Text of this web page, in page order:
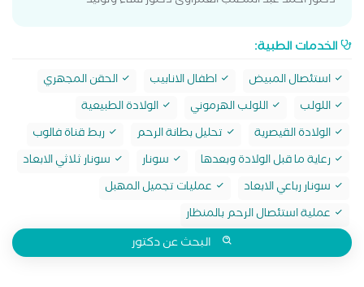
الخدمات الطبية:
استئصال المبيض اطفال الانابيب
الحقن المجهري
اللولب
اللولب الهرموني
الولادة الطبيعية
الولادة القيصرية
تحليل بطانة الرحم
ربط قناة فالوب
رعاية ما قبل الولادة وبعدها
سونار
سونار ثلاثي الابعاد
سونار رباعي الابعاد
عمليات تجميل المهبل
عملية استئصال الرحم بالمنظار
البحث عن دكتور